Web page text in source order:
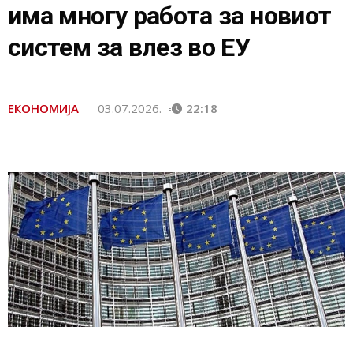
има многу работа за новиот
систем за влез во ЕУ
ЕКОНОМИЈА 03.07.2026. 22:18